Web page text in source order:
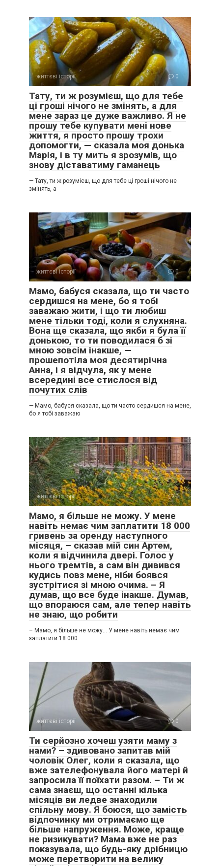
життєві історії 0
Тату, ти ж розумієш, що для тебе
ці гроші нічого не змінять, а для
мене зараз це дуже важливо. Я не
прошу тебе купувати мені нове
життя, я просто прошу трохи
допомогти, — сказала моя донька
Марія, і в ту мить я зрозумів, що
знову діставатиму гаманець
— Тату, ти ж розумієш, що для тебе ці гроші нічого не
змінять, а
життєві історії 0
Мамо, бабуся сказала, що ти часто
сердишся на мене, бо я тобі
заважаю жити, і що ти любиш
мене тільки тоді, коли я слухняна.
Вона ще сказала, що якби я була її
донькою, то ти поводилася б зі
мною зовсім інакше, —
прошепотіла моя десятирічна
Анна, і я відчула, як у мене
всередині все стислося від
почутих слів
— Мамо, бабуся сказала, що ти часто сердишся на мене,
бо я тобі заважаю
життєві історії 0
Мамо, я більше не можу. У мене
навіть немає чим заплатити 18 000
гривень за оренду наступного
місяця, – сказав мій син Артем,
коли я відчинила двері. Голос у
нього тремтів, а сам він дивився
кудись повз мене, ніби боявся
зустрітися зі мною очима. – Я
думав, що все буде інакше. Думав,
що впораюся сам, але тепер навіть
не знаю, що робити
– Мамо, я більше не можу… У мене навіть немає чим
заплатити 18 000
життєві історії 0
Ти серйозно хочеш узяти маму з
нами? – здивовано запитав мій
чоловік Олег, коли я сказала, що
вже зателефонувала його матері й
запросила її поїхати разом. – Ти ж
сама знаєш, що останні кілька
місяців ви ледве знаходили
спільну мову. Я боюся, що замість
відпочинку ми отримаємо ще
більше напруження. Може, краще
не ризикувати? Мама вже не раз
показувала, що будь-яку дрібницю
може перетворити на велику